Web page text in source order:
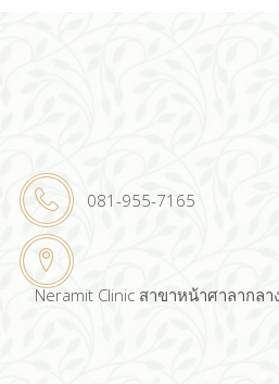
081-955-7165
Neramit Clinic สาขาหน้าศาลากล